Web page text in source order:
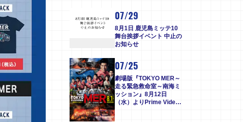
07/29
8月1日 鹿児島ミッテ10
舞台挨拶イベント 中止の
お知らせ
07/25
劇場版『TOKYO MER～
走る緊急救命室～南海ミ
ッション』8月12日
（水）よりPrime Video
にて見放題独占配信スタ
ート！